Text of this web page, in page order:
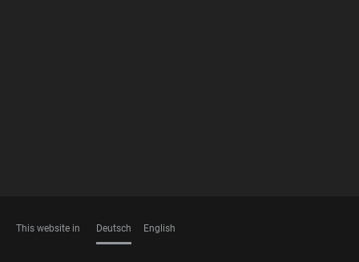
This website in Deutsch English